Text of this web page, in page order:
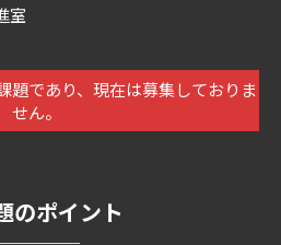
室
題であり、現在は募集しておりま
せん。
のポイント